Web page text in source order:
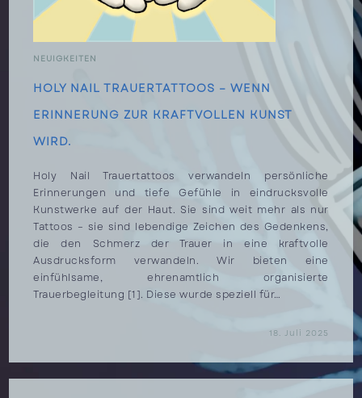
NEUIGKEITEN
HOLY NAIL TRAUERTATTOOS – WENN
ERINNERUNG ZUR KRAFTVOLLEN KUNST
WIRD.
Holy Nail Trauertattoos verwandeln persönliche
Erinnerungen und tiefe Gefühle in eindrucksvolle
Kunstwerke auf der Haut. Sie sind weit mehr als nur
Tattoos – sie sind lebendige Zeichen des Gedenkens,
die den Schmerz der Trauer in eine kraftvolle
Ausdrucksform verwandeln. Wir bieten eine
einfühlsame, ehrenamtlich organisierte
Trauerbegleitung [1]. Diese wurde speziell für…
TRAUERTATTOOS
18. Juli 2025